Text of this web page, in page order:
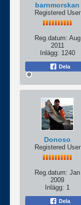
barnmorskan
Registered User
Reg.datum: Aug
2011
Inlägg: 1240
Dela
Donoso
Registered User
Reg.datum: Jan
2009
Inlägg: 1
Dela